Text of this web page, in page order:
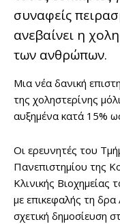
συναφείς
ανεβαίνει η
των ανθρώπων.
Μια νέα δανική
της χοληστερίνης
αυξημένα κατά 15%
Οι ερευνητές του
Πανεπιστημίου της
Κλινικής
με επικεφαλής τη
σχετική δημοσίευση